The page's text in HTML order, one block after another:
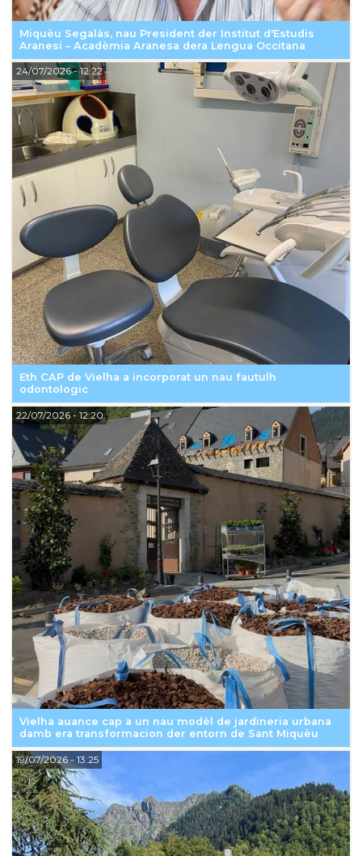
Miquèu Segalàs, nau President der Institut d'Estudis
Aranesi – Acadèmia Aranesa dera Lengua Occitana
Eth CAP de Vielha a incorporat un nau fautulh
odontologic
24/07/2026- 12:22
Vielha auance cap a un nau modèl de jardineria urbana
damb era transformacion der entorn de Sant Miquèu
22/07/2026- 12:20
19/07/2026- 13:25